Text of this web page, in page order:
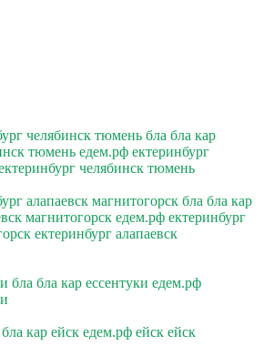
челябинск тюмень бла бла кар
тюмень едем.рф ектеринбург
челябинск тюмень
алапаевск магнитогорск бла бла кар
магнитогорск едем.рф ектеринбург
ектеринбург алапаевск
бла бла кар ессентуки едем.рф
кар ейск едем.рф ейск ейск